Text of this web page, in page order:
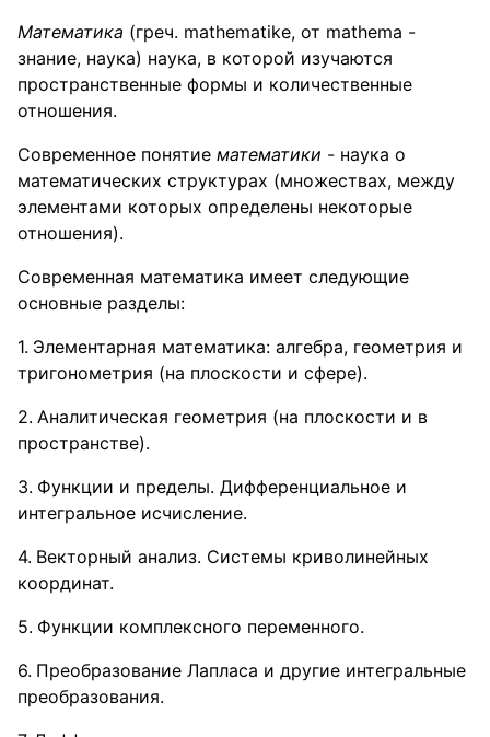
Математика (греч. mathematike, от mathema -
знание, наука) наука, в которой изучаются
пространственные формы и количественные
отношения.
Современное понятие математики - наука о
математических структурах (множествах, между
элементами которых определены некоторые
отношения).
Современная математика имеет следующие
основные разделы:
Элементарная математика: алгебра, геометрия и
тригонометрия (на плоскости и сфере).
Аналитическая геометрия (на плоскости и в
пространстве).
Функции и пределы. Дифференциальное и
интегральное исчисление.
Векторный анализ. Системы криволинейных
координат.
Функции комплексного переменного.
Преобразование Лапласа и другие интегральные
преобразования.